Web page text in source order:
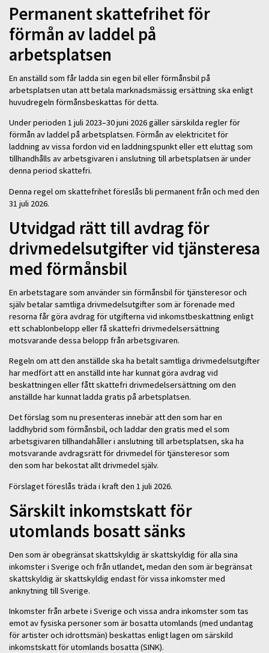
Permanent skattefrihet för
förmån av laddel på
arbetsplatsen
En anställd som får ladda sin egen bil eller förmånsbil på
arbetsplatsen utan att betala marknadsmässig ersättning ska enligt
huvudregeln förmånsbeskattas för detta.
Under perioden 1 juli 2023–30 juni 2026 gäller särskilda regler för
förmån av laddel på arbetsplatsen. Förmån av elektricitet för
laddning av vissa fordon vid en laddningspunkt eller ett eluttag som
tillhandhålls av arbetsgivaren i anslutning till arbetsplatsen är under
denna period skattefri.
Denna regel om skattefrihet föreslås bli permanent från och med den
31 juli 2026.
Utvidgad rätt till avdrag för
drivmedelsutgifter vid tjänsteresa
med förmånsbil
En arbetstagare som använder sin förmånsbil för tjänsteresor och
själv betalar samtliga drivmedelsutgifter som är förenade med
resorna får göra avdrag för utgifterna vid inkomstbeskattning enligt
ett schablonbelopp eller få skattefri drivmedelsersättning
motsvarande dessa belopp från arbetsgivaren.
Regeln om att den anställde ska ha betalt samtliga drivmedelsutgifter
har medfört att en anställd inte har kunnat göra avdrag vid
beskattningen eller fått skattefri drivmedelsersättning om den
anställde har kunnat ladda gratis på arbetsplatsen.
Det förslag som nu presenteras innebär att den som har en
laddhybrid som förmånsbil, och laddar den gratis med el som
arbetsgivaren tillhandahåller i anslutning till arbetsplatsen, ska ha
motsvarande avdragsrätt för drivmedel för tjänsteresor som
den som har bekostat allt drivmedel själv.
Förslaget föreslås träda i kraft den 1 juli 2026.
Särskilt inkomstskatt för
utomlands bosatt sänks
Den som är obegränsat skattskyldig är skattskyldig för alla sina
inkomster i Sverige och från utlandet, medan den som är begränsat
skattskyldig är skattskyldig endast för vissa inkomster med
anknytning till Sverige.
Inkomster från arbete i Sverige och vissa andra inkomster som tas
emot av fysiska personer som är bosatta utomlands (med undantag
för artister och idrottsmän) beskattas enligt lagen om särskild
inkomstskatt för utomlands bosatta (SINK).